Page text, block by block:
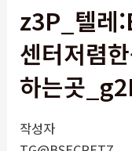
z3P_텔레
센터저렴
하는곳
작성자